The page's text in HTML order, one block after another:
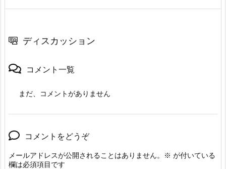
ディスカッション
コメント一覧
まだ、コメントがありません
コメントをどうぞ
メールアドレスが公開されることはありません。 ※ が付いている
欄は必須項目です